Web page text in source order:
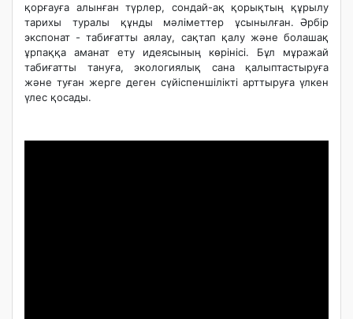
қорғауға алынған түрлер, сондай-ақ қорықтың құрылу
тарихы туралы құнды мәліметтер ұсынылған. Әрбір
экспонат - табиғатты аялау, сақтап қалу және болашақ
ұрпаққа аманат ету идеясының көрінісі. Бұл мұражай
табиғатты тануға, экологиялық сана қалыптастыруға
және туған жерге деген сүйіспеншілікті арттыруға үлкен
үлес қосады.